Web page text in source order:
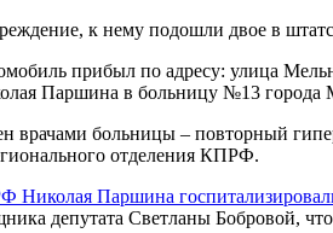
к нему подошли двое в
прибыл по адресу: улица
Паршина в больницу №13 города
врачами больницы – повторный
отделения КПРФ.
Николая Паршина
депутата Светланы Бобровой,